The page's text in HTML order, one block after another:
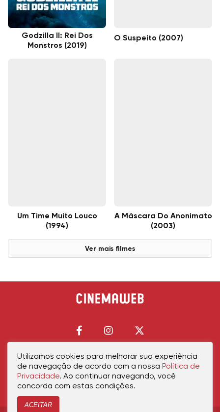
Godzilla II: Rei Dos
Monstros (2019)
O Suspeito (2007)
Um Time Muito Louco
(1994)
A Máscara Do Anonimato
(2003)
Ver mais filmes
Início Política de PrivacidadePolítica de CookiesContatoSobre Nós
Utilizamos cookies para melhorar sua experiência
de navegação de acordo com a nossa Política de
Privacidade. Ao continuar navegando, você
concorda com estas condições.
ACEITAR